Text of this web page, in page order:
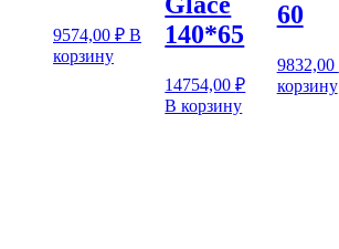
9574,00 ₽ В
корзину
140*65
14754,00₽
В корзину
60
9832,00
корзину